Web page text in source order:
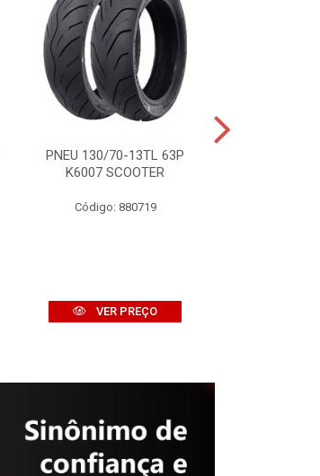
PNEU 130/70-13TL 63P
K6007 SCOOTER
Código: 880719
VER PREÇO